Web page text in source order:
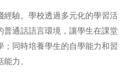
經驗。學校透過多元化的學習活
通話語言環境，讓學生在課堂
；同時培養學生的自學能力和習
力。